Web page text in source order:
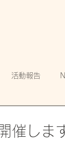
活動報告
催しま